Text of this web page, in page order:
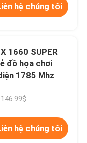
hệ chúng tôi
1660 SUPER
đồ họa chơi
1785 Mhz
hệ chúng tôi